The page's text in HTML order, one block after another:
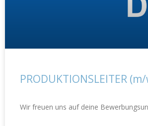
PRODUKTIONSLEITER
Wir freuen uns auf deine